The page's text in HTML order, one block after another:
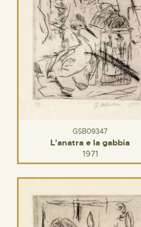
GSB09347
L'anatra e la gabbia
1971